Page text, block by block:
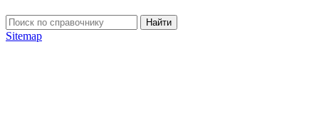
Найти
Sitemap